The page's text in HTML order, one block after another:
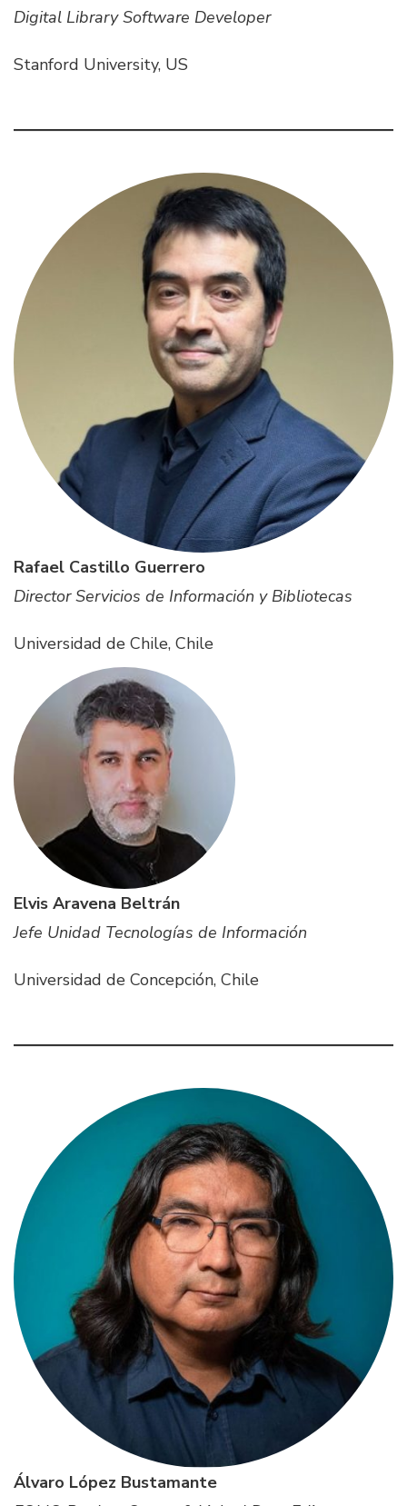
Digital Library Software Developer
Stanford University, US
Rafael Castillo Guerrero
Director Servicios de Información y Bibliotecas
Universidad de Chile, Chile
Elvis Aravena Beltrán
Jefe Unidad Tecnologías de Información
Universidad de Concepción, Chile
Álvaro López Bustamante